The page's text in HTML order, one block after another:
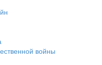
войны